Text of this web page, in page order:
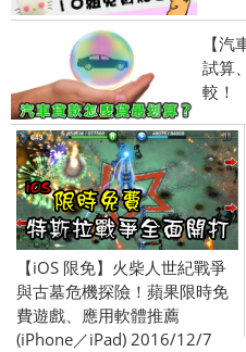
【
試算
較！
【iOS 限免】火柴人世紀戰爭
與古墓危機探險！蘋果限時免
費遊戲、應用軟體推薦
(iPhone／iPad) 2016/12/7